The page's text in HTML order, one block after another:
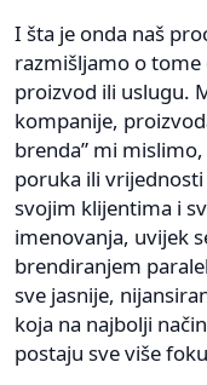
I šta je onda naš
razmišljamo o
proizvod ili uslugu.
kompanije,
brenda” mi
poruka ili
svojim klijentima i
imenovanja, uvijek
brendiranjem
sve jasnije,
koja na najbolji
postaju sve više